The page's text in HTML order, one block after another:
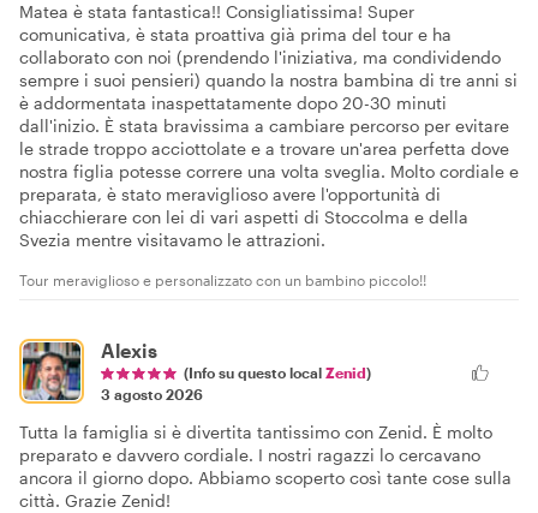
Matea è stata fantastica!! Consigliatissima! Super
comunicativa, è stata proattiva già prima del tour e ha
collaborato con noi (prendendo l'iniziativa, ma condividendo
sempre i suoi pensieri) quando la nostra bambina di tre anni si
è addormentata inaspettatamente dopo 20-30 minuti
dall'inizio. È stata bravissima a cambiare percorso per evitare
le strade troppo acciottolate e a trovare un'area perfetta dove
nostra figlia potesse correre una volta sveglia. Molto cordiale e
preparata, è stato meraviglioso avere l'opportunità di
chiacchierare con lei di vari aspetti di Stoccolma e della
Svezia mentre visitavamo le attrazioni.
Tour meraviglioso e personalizzato con un bambino piccolo!!
Alexis
(Info su questo local Zenid)
3 agosto 2026
Tutta la famiglia si è divertita tantissimo con Zenid. È molto
preparato e davvero cordiale. I nostri ragazzi lo cercavano
ancora il giorno dopo. Abbiamo scoperto così tante cose sulla
città. Grazie Zenid!